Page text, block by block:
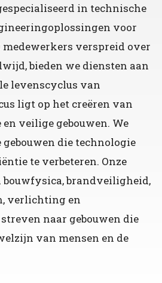
in technische
voor
medewerkers verspreid over
bieden we diensten aan
levenscyclus van
ligt op het creëren van
en veilige gebouwen. We
die technologie
te verbeteren. Onze
brandveiligheid,
verlichting en
naar gebouwen die
van mensen en de